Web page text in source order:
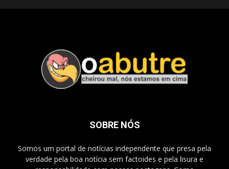
SOBRE NÓS
Somos um portal de notícias independente que presa pela
verdade pela boa notícia sem factoides e pela lisura e